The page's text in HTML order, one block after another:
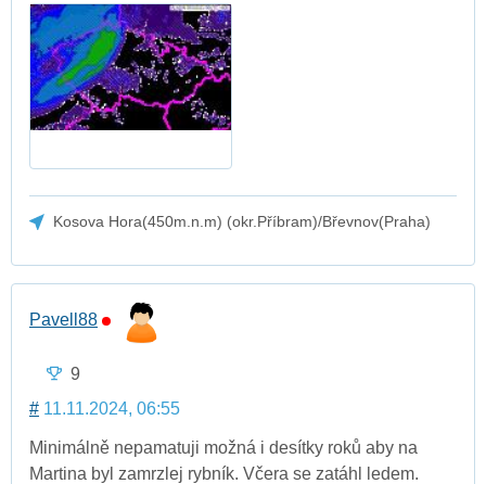
Kosova Hora(450m.n.m) (okr.Příbram)/Břevnov(Praha)
Pavell88
9
# 11.11.2024, 06:55
Minimálně nepamatuji možná i desítky roků aby na
Martina byl zamrzlej rybník. Včera se zatáhl ledem.